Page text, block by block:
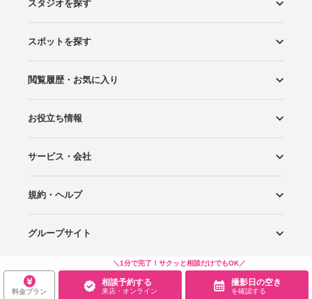
＼1分で完了！サクッと相談だけでもOK／
料金プラン
相談予約する
来店・オンライン
撮影日の空き
を確認する
スタジオを探す
エリアから探す
こだわりから探す
NEW PHOTO STYLE
プランから探す
フォトタイプ診断
フォトグラファーから探す
国内リゾートから探す
スポットを探す
ロケーションから探す
スタジオから探す
閲覧履歴・お気に入り
閲覧スタジオ
お気に入り
お役立ち情報
Wedding Photo マガジン
はじめてガイド
サービス・会社
Photoraitとは
スタジオの掲載について
お問い合わせ
運営会社
サイトマップ
規約・ヘルプ
プライバシーポリシー
利用規約
ヘルプ
グループサイト
Wedding Park
Wedding Park 海外
Ringraph
Copyright © WEDDING PARK CO.,LTD.